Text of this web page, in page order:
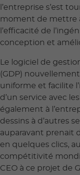
l’entreprise s’est
moment de mettre
l’efficacité de
conception et
Le logiciel de
(GDP)
uniforme et facilite
d’un service avec
également à
dessins à d’autres
auparavant prenait
en quelques clics,
compétitivité
CEO à ce projet de